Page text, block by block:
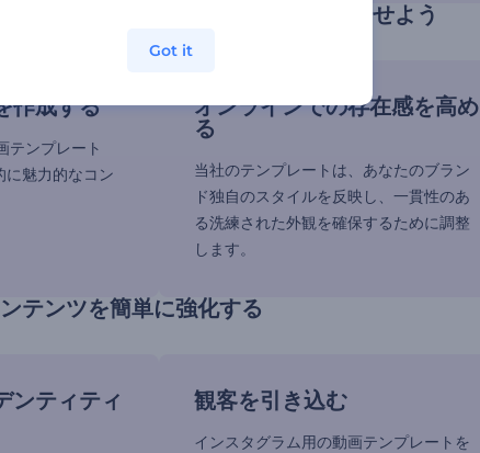
テンプレートでコンテンツを変身させよう
作成する
ンプレート
に魅力的なコン
オンラインでの存在感を高め
る
当社のテンプレートは、あなたのブラン
ド独自のスタイルを反映し、一貫性のあ
る洗練された外観を確保するために調整
します。
テンツを簡単に強化する
ンティティ
観客を引き込む
インスタグラム用の動画テンプレートを
Got it